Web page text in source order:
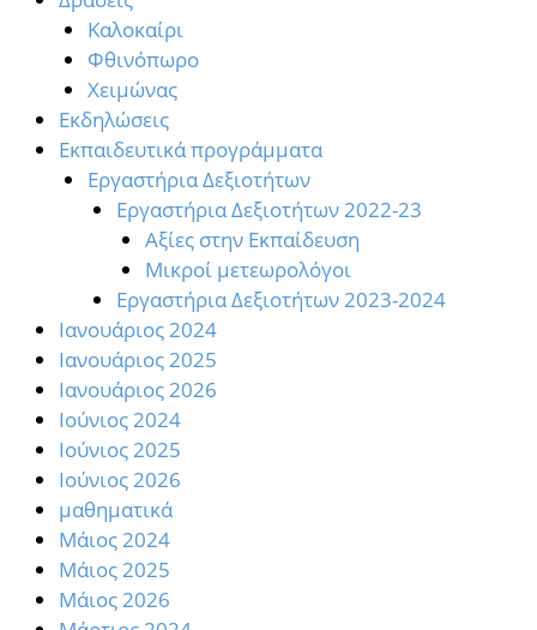
Καλοκαίρι
Φθινόπωρο
Χειμώνας
Εκδηλώσεις
Εκπαιδευτικά προγράμματα
Εργαστήρια Δεξιοτήτων
Εργαστήρια Δεξιοτήτων 2022-23
Αξίες στην Εκπαίδευση
Μικροί μετεωρολόγοι
Εργαστήρια Δεξιοτήτων 2023-2024
Ιανουάριος 2024
Ιανουάριος 2025
Ιανουάριος 2026
Ιούνιος 2024
Ιούνιος 2025
Ιούνιος 2026
μαθηματικά
Μάιος 2024
Μάιος 2025
Μάιος 2026